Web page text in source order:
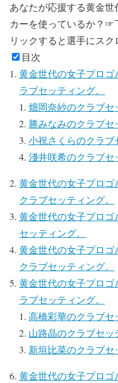
あなたが応援する黄金
カーを使っているか？☞
リックすると選手にス
目次
黄金世代の女子プロ
ラブセッティング。
畑岡奈紗のクラブセ
勝みなみのクラブセ
小祝さくらのクラブ
淺井咲希のクラブセ
黄金世代の女子プロ
クラブセッティング。
黄金世代の女子プロ
セッティング。
黄金世代の女子プロ
クラブセッティング。
黄金世代の女子プロ
ラブセッティング。
高橋彩華のクラブセ
山路晶のクラブセッ
新垣比菜のクラブセ
黄金世代の女子プロ